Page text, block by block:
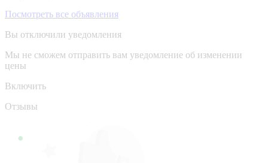
Посмотреть все объявления
Вы отключили уведомления
Мы не сможем отправить вам уведомление об изменении
цены
Включить
Отзывы